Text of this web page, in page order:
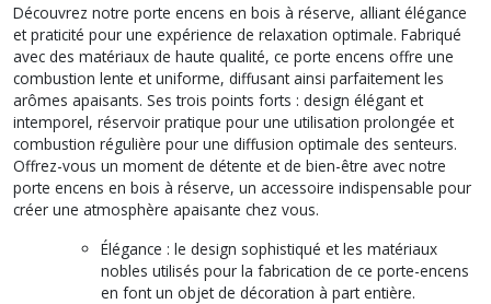
Découvrez notre porte encens en bois à réserve, alliant élégance
et praticité pour une expérience de relaxation optimale. Fabriqué
avec des matériaux de haute qualité, ce porte encens offre une
combustion lente et uniforme, diffusant ainsi parfaitement les
arômes apaisants. Ses trois points forts : design élégant et
intemporel, réservoir pratique pour une utilisation prolongée et
combustion régulière pour une diffusion optimale des senteurs.
Offrez-vous un moment de détente et de bien-être avec notre
porte encens en bois à réserve, un accessoire indispensable pour
créer une atmosphère apaisante chez vous.
Élégance : le design sophistiqué et les matériaux
nobles utilisés pour la fabrication de ce porte-encens
en font un objet de décoration à part entière.